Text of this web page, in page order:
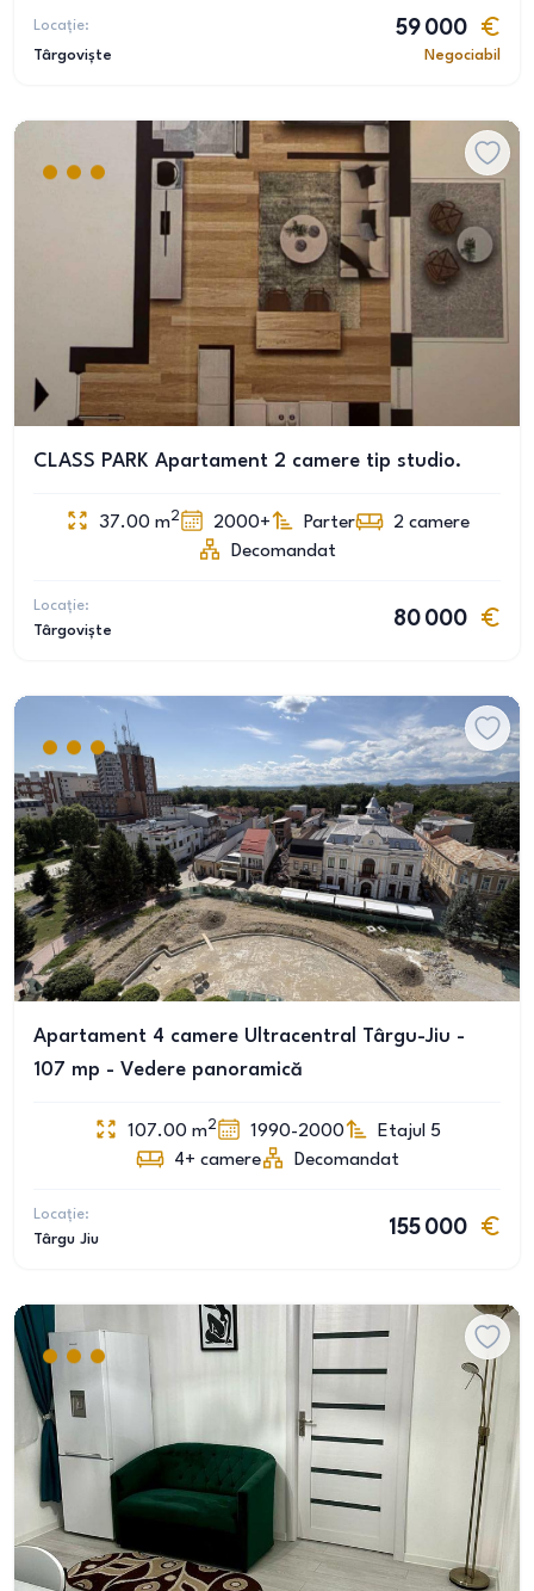
Locație:
Târgoviște
59 000
Negociabil
CLASS PARK Apartament 2 camere tip studio.
37.00 m2 2000+ Parter 2 camere
Decomandat
Locație:
Târgoviște
80 000
Apartament 4 camere Ultracentral Târgu-Jiu -
107 mp - Vedere panoramică
107.00 m2 1990-2000
Etajul 5
4+ camere Decomandat
Locație:
Târgu Jiu
155 000